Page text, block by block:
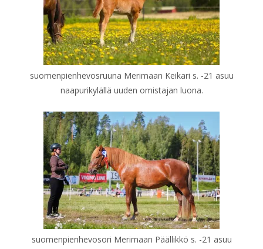
suomenpienhevosruuna Merimaan Keikari s. -21 asuu
naapurikylällä uuden omistajan luona.
suomenpienhevosori Merimaan Päällikkö s. -21 asuu